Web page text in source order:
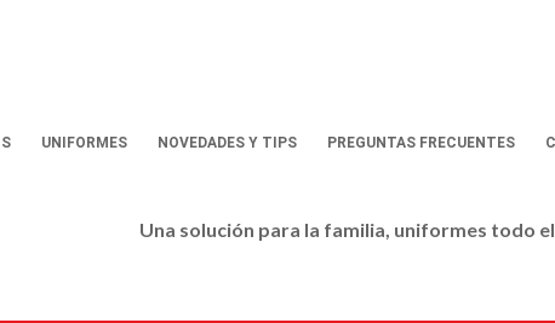
UNIFORMES NOVEDADES Y TIPS PREGUNTAS FRECUENTES
Una solución para la familia, uniformes todo